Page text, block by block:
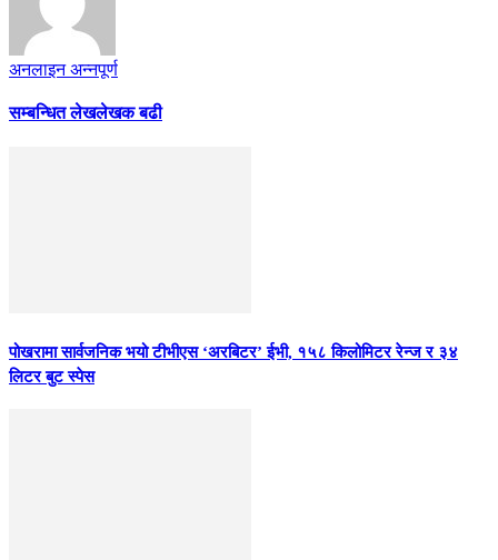
अनलाइन अन्नपूर्ण
सम्बन्धित लेखलेखक बढी
पोखरामा सार्वजनिक भयो टीभीएस ‘अरबिटर’ ईभी, १५८ किलोमिटर रेन्ज र ३४
लिटर बुट स्पेस